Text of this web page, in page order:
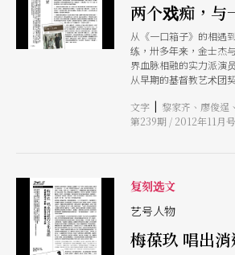
两个戏痴，与
从《一口箱子》的相遇
练，卅多年来，金士杰
界血脉相融的实力派演
从早期的基督教艺术团
时风雨有时晴。 那天下
艺文特区，郁郁的天气
份对彼此的相知、相惜
他们对表演这份工作的
在接近三个小时的充满
「唉不了」「自己都还
文字 | 黎家齐、廖俊逞
第239期 / 2012年11月号
复刻选文
艺号人物
梅葆玖 唱出